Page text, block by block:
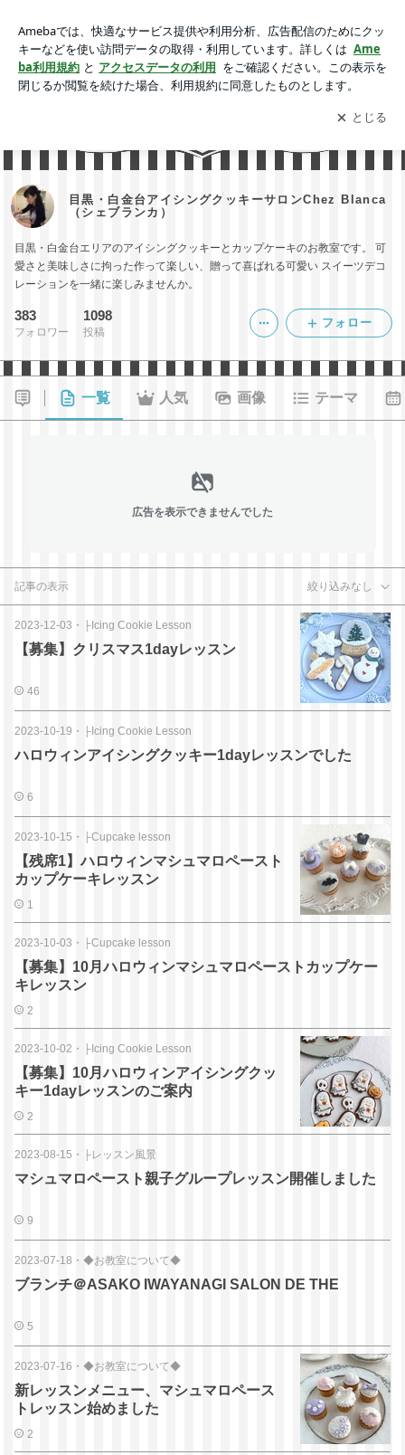
ランカ）アプリをダウンロードして ブログの更新通知
を受け取りまし
ょう。
開く
目黒・白金台アイシングクッキーサロンChez Blanca
（シェブランカ）
目黒・白金台エリアのアイシングクッキーとカップケーキのお教室です。 可
愛さと美味しさに拘った作って楽しい、贈って喜ばれる可愛い スイーツデコ
レーションを一緒に楽しみませんか。
383
フォロワー
1098
投稿
フォロー
一覧 人気 画像 テーマ
広告を表示できませんでした
記事の表示 絞り込みなし
2023-12-03 ・ ├Icing Cookie Lesson
【募集】クリスマス1dayレッスン
46
2023-10-19 ・ ├Icing Cookie Lesson
ハロウィンアイシングクッキー1dayレッスンでした
6
2023-10-15 ・ ├Cupcake lesson
【残席1】ハロウィンマシュマロペースト
カップケーキレッスン
1
2023-10-03 ・ ├Cupcake lesson
【募集】10月ハロウィンマシュマロペーストカップケー
キレッスン
2
2023-10-02 ・ ├Icing Cookie Lesson
【募集】10月ハロウィンアイシングクッ
キー1dayレッスンのご案内
2
2023-08-15 ・ ├レッスン風景
マシュマロペースト親子グループレッスン開催しました
9
2023-07-18 ・ ◆お教室について◆
ブランチ＠ASAKO IWAYANAGI SALON DE THE
5
2023-07-16 ・ ◆お教室について◆
新レッスンメニュー、マシュマロペース
トレッスン始めました
2